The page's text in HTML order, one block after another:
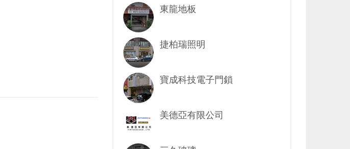
東龍地板
捷柏瑞照明
寶成科技電子門鎖
美德亞有限公司